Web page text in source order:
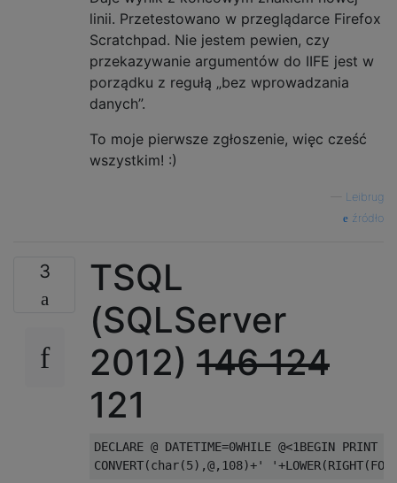
linii. Przetestowano w przeglądarce Firefox
Scratchpad. Nie jestem pewien, czy
przekazywanie argumentów do IIFE jest w
porządku z regułą „bez wprowadzania
danych”.
To moje pierwsze zgłoszenie, więc cześć
wszystkim! :)
Leibrug
źródło
3
TSQL
(SQLServer
2012) 146124
121
DECLARE @ DATETIME=0WHILE @<1BEGIN PRINT